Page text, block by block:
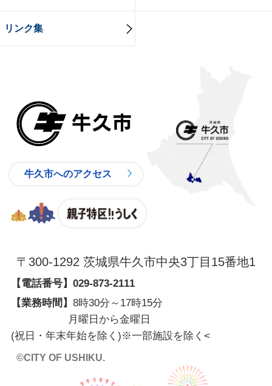
リンク集
牛久市へのアクセス
〒300-1292 茨城県牛久市中央3丁目15番地1
【電話番号】 029-873-2111
【業務時間】 8時30分～17時15分
月曜日から金曜日
(祝日・年末年始を除く)※一部施設を除く <
©CITY OF USHIKU.